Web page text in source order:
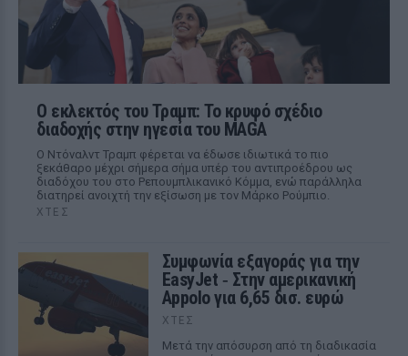
Ο εκλεκτός του Τραμπ: Το κρυφό σχέδιο
διαδοχής στην ηγεσία του MAGA
Ο Ντόναλντ Τραμπ φέρεται να έδωσε ιδιωτικά το πιο
ξεκάθαρο μέχρι σήμερα σήμα υπέρ του αντιπροέδρου ως
διαδόχου του στο Ρεπουμπλικανικό Κόμμα, ενώ παράλληλα
διατηρεί ανοιχτή την εξίσωση με τον Μάρκο Ρούμπιο.
ΧΤΕΣ
Συμφωνία εξαγοράς για την
EasyJet ‑ Στην αμερικανική
Appolo για 6,65 δισ. ευρώ
ΧΤΕΣ
Μετά την απόσυρση από τη διαδικασία